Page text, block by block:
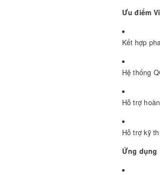
Ưu điểm
Kết hợp
Hệ thống
Hỗ trợ
Hỗ trợ kỹ
Ứng dụng